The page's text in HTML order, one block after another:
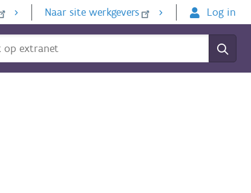
Naar site werkgevers Log in